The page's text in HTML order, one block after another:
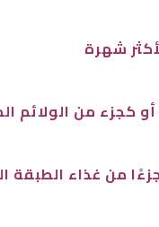
شهرة
كجزء من الولائم
من غذاء الطبقة